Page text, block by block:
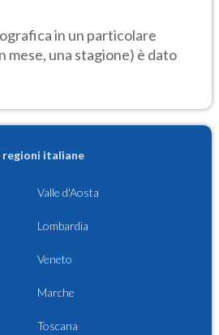
in un particolare
mese, una stagione) è dato
regioni italiane
Valle d'Aosta
Lombardia
Veneto
Marche
Toscana